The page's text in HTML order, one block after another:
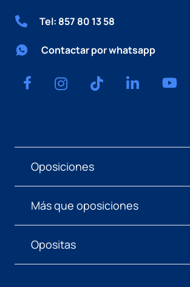
Tel: 857 80 13 58
Contactar por whatsapp
Oposiciones
Más que oposiciones
Opositas